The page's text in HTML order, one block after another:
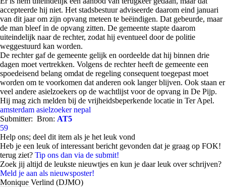
accepteerde hij niet. Het stadsbestuur adviseerde daarom eind januari
van dit jaar om zijn opvang meteen te beëindigen. Dat gebeurde, maar
de man bleef in de opvang zitten. De gemeente stapte daarom
uiteindelijk naar de rechter, zodat hij eventueel door de politie
weggestuurd kan worden.
De rechter gaf de gemeente gelijk en oordeelde dat hij binnen drie
dagen moet vertrekken. Volgens de rechter heeft de gemeente een
spoedeisend belang omdat de regeling consequent toegepast moet
worden om te voorkomen dat anderen ook langer blijven. Ook staan er
veel andere asielzoekers op de wachtlijst voor de opvang in De Pijp.
Hij mag zich melden bij de vrijheidsbeperkende locatie in Ter Apel.
amsterdam asielzoeker nepal
Submitter: Bron: AT5
59
Help ons; deel dit item als je het leuk vond
Heb je een leuk of interessant bericht gevonden dat je graag op FOK!
terug ziet? Tip ons dan via de submit!
Zoek jij altijd de leukste nieuwtjes en kun je daar leuk over schrijven?
Meld je aan als nieuwsposter!
Monique Verlind (DJMO)